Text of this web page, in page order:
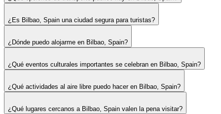
¿Es Bilbao, Spain una ciudad segura para turistas?
¿Dónde puedo alojarme en Bilbao, Spain?
¿Qué eventos culturales importantes se celebran en Bilbao, Spain?
¿Qué actividades al aire libre puedo hacer en Bilbao, Spain?
¿Qué lugares cercanos a Bilbao, Spain valen la pena visitar?